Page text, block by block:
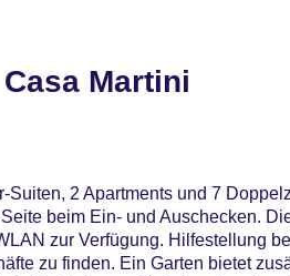
Martini
2 Apartments und 7
beim Ein- und Auschecken.
zur Verfügung. Hilfestellung
zu finden. Ein Garten bietet